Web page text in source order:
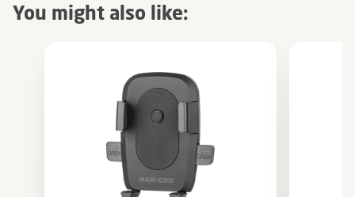
You might also like: